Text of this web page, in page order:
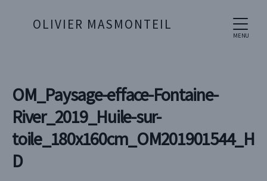
MENU
OLIVIER MASMONTEIL
OM_Paysage-efface-Fontaine-
River_2019_Huile-sur-
toile_180x160cm_OM201901544_H
D